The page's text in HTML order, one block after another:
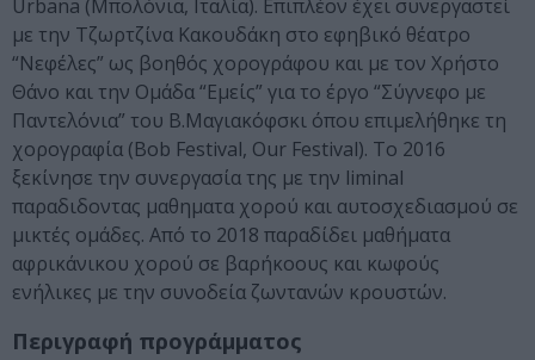
Urbana (Μπολόνια, Ιταλία). Επιπλέον έχει συνεργαστεί
με την Τζωρτζίνα Κακουδάκη στο εφηβικό θέατρο
“Νεφέλες” ως βοηθός χορογράφου και με τον Χρήστο
Θάνο και την Ομάδα “Εμείς” για το έργο “Σύγνεφο με
Παντελόνια” του Β.Μαγιακόφσκι όπου επιμελήθηκε τη
χορογραφία (Bob Festival, Our Festival). Το 2016
ξεκίνησε την συνεργασία της με την liminal
παραδιδοντας μαθηματα χορού και αυτοσχεδιασμού σε
μικτές ομάδες. Από το 2018 παραδίδει μαθήματα
αφρικάνικου χορού σε βαρήκοους και κωφούς
ενήλικες με την συνοδεία ζωντανών κρουστών.
Περιγραφή προγράμματος